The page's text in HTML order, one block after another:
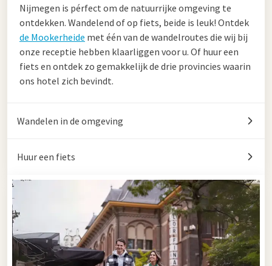
Nijmegen is pérfect om de natuurrijke omgeving te
ontdekken. Wandelend of op fiets, beide is leuk! Ontdek
de Mookerheide met één van de wandelroutes die wij bij
onze receptie hebben klaarliggen voor u. Of huur een
fiets en ontdek zo gemakkelijk de drie provincies waarin
ons hotel zich bevindt.
Wandelen in de omgeving
Huur een fiets